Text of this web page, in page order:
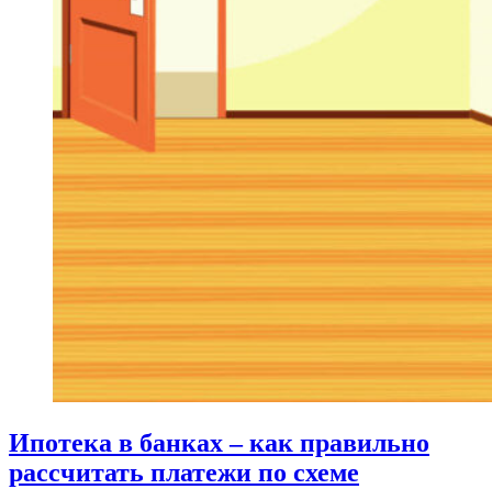
Ипотека в банках – как правильно
рассчитать платежи по схеме